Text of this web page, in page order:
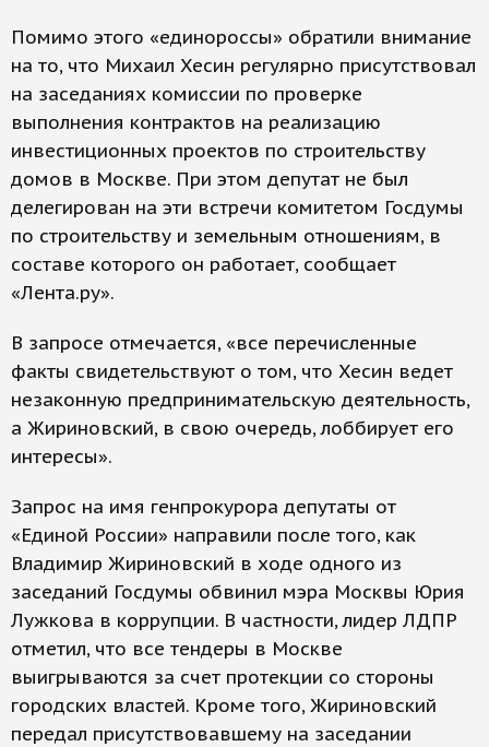
Помимо этого «единороссы» обратили внимание
на то, что Михаил Хесин регулярно присутствовал
на заседаниях комиссии по проверке
выполнения контрактов на реализацию
инвестиционных проектов по строительству
домов в Москве. При этом депутат не был
делегирован на эти встречи комитетом Госдумы
по строительству и земельным отношениям, в
составе которого он работает, сообщает
«Лента.ру».
В запросе отмечается, «все перечисленные
факты свидетельствуют о том, что Хесин ведет
незаконную предпринимательскую деятельность,
а Жириновский, в свою очередь, лоббирует его
интересы».
Запрос на имя генпрокурора депутаты от
«Единой России» направили после того, как
Владимир Жириновский в ходе одного из
заседаний Госдумы обвинил мэра Москвы Юрия
Лужкова в коррупции. В частности, лидер ЛДПР
отметил, что все тендеры в Москве
выигрываются за счет протекции со стороны
городских властей. Кроме того, Жириновский
передал присутствовавшему на заседании